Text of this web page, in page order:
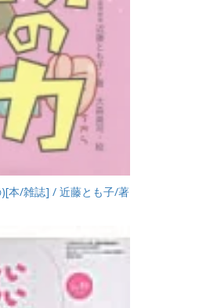
本/雑誌] / 近藤とも子/著